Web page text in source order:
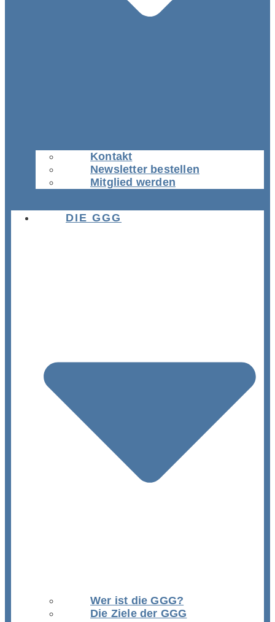
Kontakt
Newsletter bestellen
Mitglied werden
DIE GGG
Wer ist die GGG?
Die Ziele der GGG